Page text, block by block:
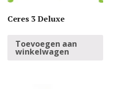
Ceres 3 Deluxe
Toevoegen aan
winkelwagen